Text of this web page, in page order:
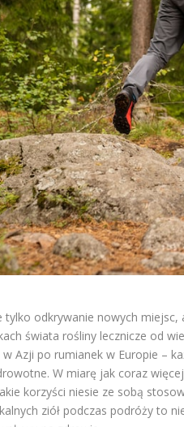
tylko odkrywanie nowych
świata rośliny lecznicze od
Azji po rumianek w Europie –
W miarę jak coraz
korzyści niesie ze sobą
ziół podczas podróży to